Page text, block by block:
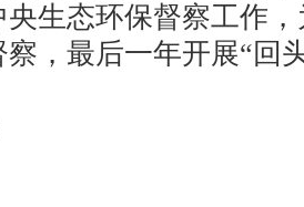
生态环保督察工作
，最后一年开展“回